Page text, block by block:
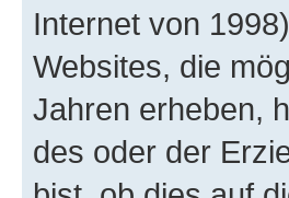
Internet von
Websites, die
Jahren erheben,
des oder der